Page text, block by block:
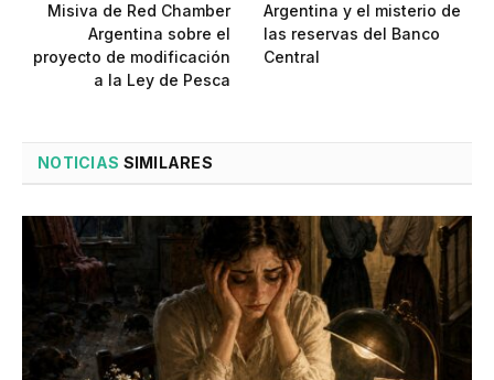
Misiva de Red Chamber
Argentina sobre el
proyecto de modificación
a la Ley de Pesca
Argentina y el misterio de
las reservas del Banco
Central
NOTICIAS SIMILARES